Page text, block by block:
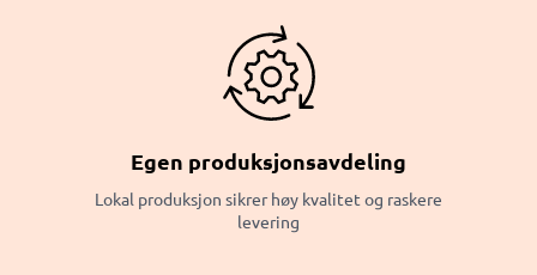
Egen produksjonsavdeling
Lokal produksjon sikrer høy kvalitet og raskere
levering